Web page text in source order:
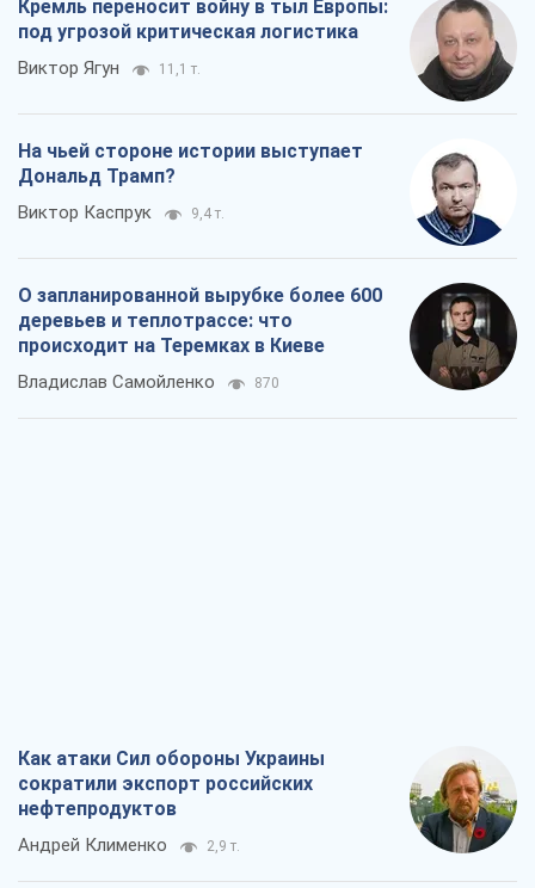
Кремль переносит войну в тыл Европы:
под угрозой критическая логистика
Виктор Ягун 11,1 т.
На чьей стороне истории выступает
Дональд Трамп?
Виктор Каспрук 9,4 т.
О запланированной вырубке более 600
деревьев и теплотрассе: что
происходит на Теремках в Киеве
Владислав Самойленко 870
Как атаки Сил обороны Украины
сократили экспорт российских
нефтепродуктов
Андрей Клименко 2,9 т.